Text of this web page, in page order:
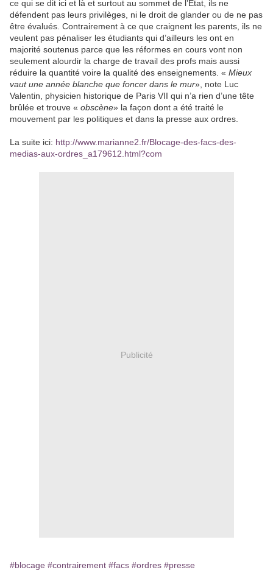
ce qui se dit ici et là et surtout au sommet de l’Etat, ils ne
défendent pas leurs privilèges, ni le droit de glander ou de ne pas
être évalués. Contrairement à ce que craignent les parents, ils ne
veulent pas pénaliser les étudiants qui d’ailleurs les ont en
majorité soutenus parce que les réformes en cours vont non
seulement alourdir la charge de travail des profs mais aussi
réduire la quantité voire la qualité des enseignements. « Mieux
vaut une année blanche que foncer dans le mur», note Luc
Valentin, physicien historique de Paris VII qui n’a rien d’une tête
brûlée et trouve « obscène» la façon dont a été traité le
mouvement par les politiques et dans la presse aux ordres.
La suite ici: http://www.marianne2.fr/Blocage-des-facs-des-
medias-aux-ordres_a179612.html?com
Publicité
#blocage #contrairement #facs #ordres #presse